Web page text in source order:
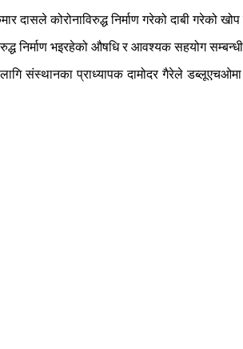
दासले कोरोनाविरुद्ध निर्माण गरेको दाबी गरेको
निर्माण भइरहेको औषधि र आवश्यक सहयोग
संस्थानका प्राध्यापक दामोदर गैरेले